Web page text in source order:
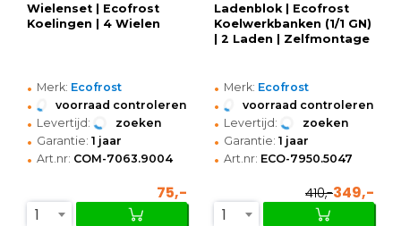
Wielenset | Ecofrost
Koelingen | 4 Wielen
• Merk: Ecofrost
• voorraad controleren
• Levertijd: zoeken
• Garantie: 1 jaar
• Art.nr: COM-7063.9004
75,-
1
Ladenblok | Ecofrost
Koelwerkbanken (1/1 GN)
| 2 Laden | Zelfmontage
• Merk: Ecofrost
• voorraad controleren
• Levertijd: zoeken
• Garantie: 1 jaar
• Art.nr: ECO-7950.5047
410,-349,-
1